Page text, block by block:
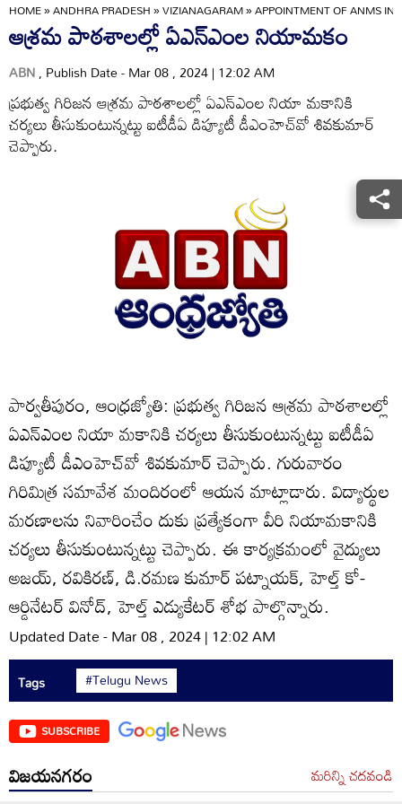
HOME»ANDHRA PRADESH»VIZIANAGARAM»APPOINTMENT OF ANMS IN
ఆశ్రమ పాఠశాలల్లో ఏఎన్‌ఎంల నియామకం
ABN, Publish Date - Mar 08 , 2024 | 12:02 AM
ప్రభుత్వ గిరిజన ఆశ్రమ పాఠశాలల్లో ఏఎన్‌ఎంల నియా మకానికి
చర్యలు తీసుకుంటున్నట్టు ఐటీడీఏ డిప్యూటీ డీఎంహెచ్‌వో శివకుమార్‌
చెప్పారు.
పార్వతీపురం, ఆంధ్రజ్యోతి: ప్రభుత్వ గిరిజన ఆశ్రమ పాఠశాలల్లో
ఏఎన్‌ఎంల నియా మకానికి చర్యలు తీసుకుంటున్నట్టు ఐటీడీఏ
డిప్యూటీ డీఎంహెచ్‌వో శివకుమార్‌ చెప్పారు. గురువారం
గిరిమిత్ర సమావేశ మందిరంలో ఆయన మాట్లాడారు. విద్యార్థుల
మరణాలను నివారించేం దుకు ప్రత్యేకంగా వీరి నియామకానికి
చర్యలు తీసుకుంటున్నట్టు చెప్పారు. ఈ కార్యక్రమంలో వైద్యులు
అజయ్‌, రవికిరణ్‌, డి.రమణ కుమార్‌ పట్నాయక్‌, హెల్త్‌ కో-
ఆర్డినేటర్‌ వినోద్‌, హెల్త్‌ ఎడ్యుకేటర్‌ శోభ పాల్గొన్నారు.
Updated Date - Mar 08 , 2024 | 12:02 AM
Tags #Telugu News
SUBSCRIBE
విజయనగరం మరిన్ని చదవండి